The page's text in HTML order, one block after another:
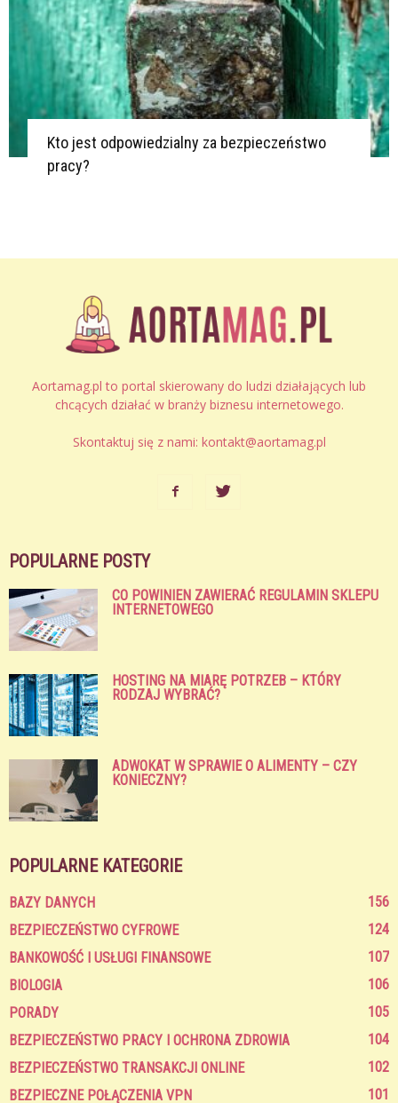
Kto jest odpowiedzialny za bezpieczeństwo
pracy?
Aortamag.pl to portal skierowany do ludzi działających lub
chcących działać w branży biznesu internetowego.
Skontaktuj się z nami: kontakt@aortamag.pl
POPULARNE POSTY
CO POWINIEN ZAWIERAĆ REGULAMIN SKLEPU
INTERNETOWEGO
HOSTING NA MIARĘ POTRZEB – KTÓRY
RODZAJ WYBRAĆ?
ADWOKAT W SPRAWIE O ALIMENTY – CZY
KONIECZNY?
POPULARNE KATEGORIE
BAZY DANYCH
156
BEZPIECZEŃSTWO CYFROWE
124
BANKOWOŚĆ I USŁUGI FINANSOWE
107
BIOLOGIA
106
PORADY
105
BEZPIECZEŃSTWO PRACY I OCHRONA ZDROWIA
104
BEZPIECZEŃSTWO TRANSAKCJI ONLINE
102
BEZPIECZNE POŁĄCZENIA VPN
101